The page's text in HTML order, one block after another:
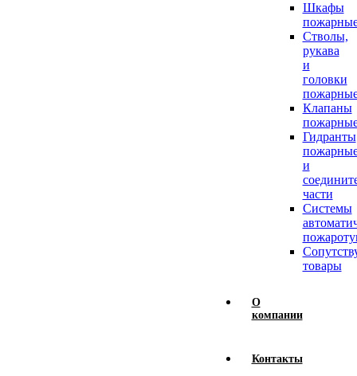
Шкафы
Стволы,
рукава
и
головки
Клапаны
Гидранты
и
части
Системы
товары
О
компании
Контакты